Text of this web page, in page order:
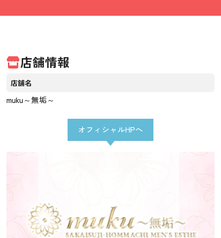
店舗情報
店舗名
muku～無垢～
オフィシャルHPへ